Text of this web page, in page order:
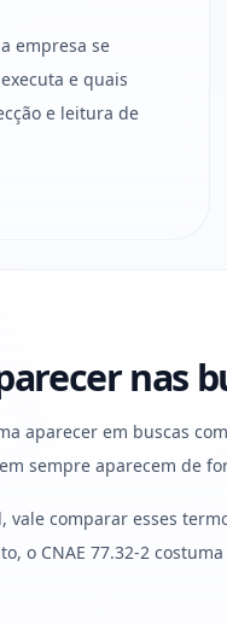
empresa se
e quais
e leitura de
nas
aparecer em buscas
sempre aparecem de
comparar esses
o CNAE 77.32-2